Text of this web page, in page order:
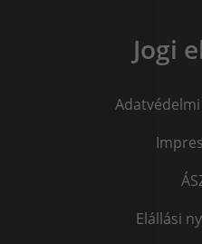
Jogi
Elállási